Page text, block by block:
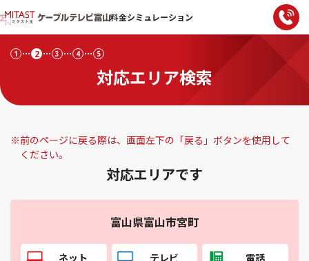
料金シミュレーション
対応エリア検索
1 2 3 4 5
※前のページに戻る際は、画面左下の「戻る」ボタンを使用して
ください。
対応エリアです
富山県富山市宮町
ネット テレビ 電話